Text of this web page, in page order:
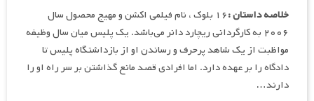
خلاصه داستان :
۱۶ بلوک ، نام فیلمی اکشن و مهیج محصول سال
۲۰۰۶ به کارگردانی ریچارد دانر می‌باشد. یک پلیس میان سال وظیفه
مواظبت از یک شاهد پرحرف و رساندن او از بازداشتگاه پلیس تا
دادگاه را بر عهده دارد. اما افرادی قصد مانع گذاشتن بر سر راه او را
دارند…